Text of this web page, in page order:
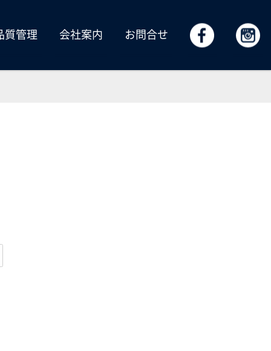
質管理 会社案内 お問合せ